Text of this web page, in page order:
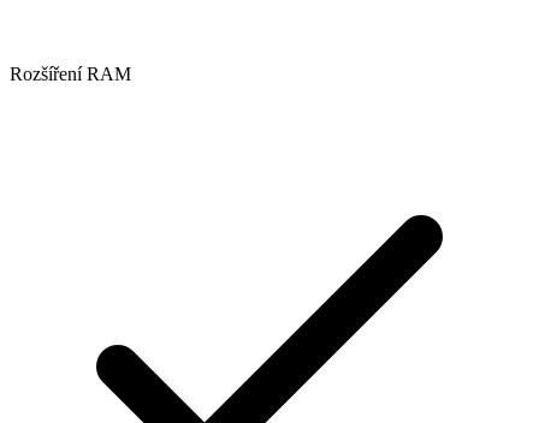
Rozšíření RAM